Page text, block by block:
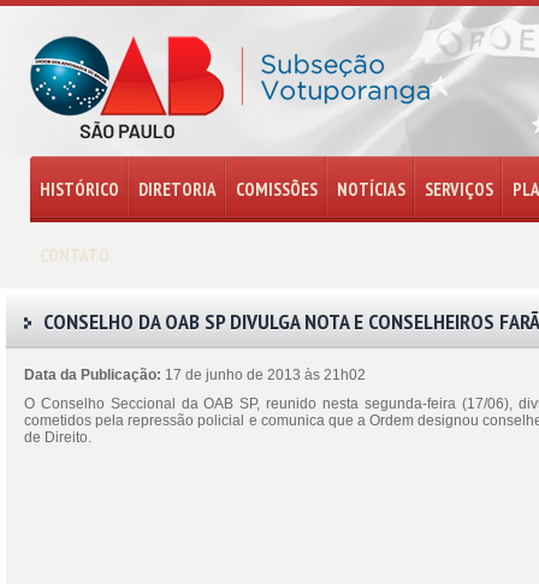
HISTÓRICO DIRETORIA COMISSÕES NOTÍCIAS SERVIÇOS
CONTATO
CONSELHO DA OAB SP DIVULGA NOTA E CONSELHEIROS
Data da Publicação: 17 de junho de 2013 às 21h02
O Conselho Seccional da OAB SP, reunido nesta segunda-feira (17/06),
cometidos pela repressão policial e comunica que a Ordem designou
de Direito.